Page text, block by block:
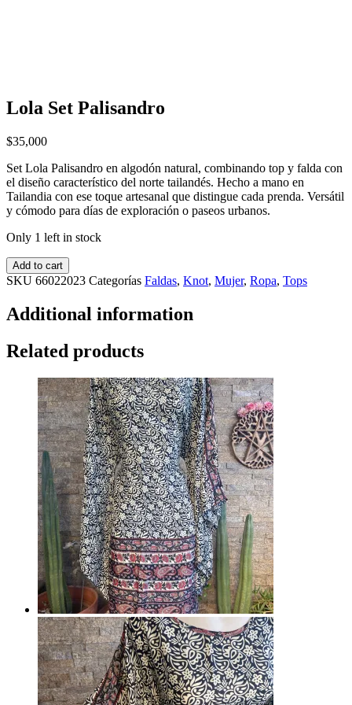
Lola Set Palisandro
$35,000
Set Lola Palisandro en algodón natural, combinando top y falda con
el diseño característico del norte tailandés. Hecho a mano en
Tailandia con ese toque artesanal que distingue cada prenda. Versátil
y cómodo para días de exploración o paseos urbanos.
Only 1 left in stock
Add to cart
SKU 66022023 Categorías Faldas, Knot, Mujer, Ropa, Tops
Additional information
Related products